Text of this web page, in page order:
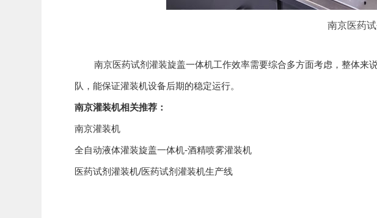
南京医药
南京医药试剂灌装旋盖一体机工作效率需要综合多方面考虑，整体来
队，能保证灌装机设备后期的稳定运行。
南京灌装机相关推荐：
南京灌装机
全自动液体灌装旋盖一体机-酒精喷雾灌装机
医药试剂灌装机/医药试剂灌装机生产线